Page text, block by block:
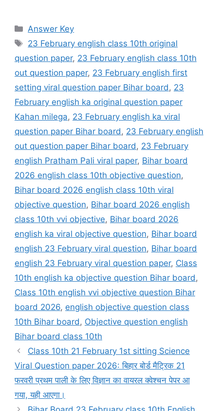
Categories
Answer Key
Tags
23 February english class 10th original
question paper, 23 February english class 10th
out question paper, 23 February english first
setting viral question paper Bihar board , 23
February english ka original question paper
Kahan milega, 23 February english ka viral
question paper Bihar board , 23 February english
out question paper Bihar board , 23 February
english Pratham Pali viral paper, Bihar board
2026 english class 10th objective question,
Bihar board 2026 english class 10th viral
objective question, Bihar board 2026 english
class 10th vvi objective, Bihar board 2026
english ka viral objective question, Bihar board
english 23 February viral question, Bihar board
english 23 February viral question paper, Class
10th english ka objective question Bihar board ,
Class 10th english vvi objective question Bihar
board 2026, english objective question class
10th Bihar board , Objective question english
Bihar board class 10th
Class 10th 21 February 1st sitting Science
Viral Question paper 2026: बिहार बोर्ड मैट्रिक 21
फरवरी प्रथम पाली के लिए विज्ञान का वायरल क्वेश्चन पेपर आ
गया, यही आएगा।